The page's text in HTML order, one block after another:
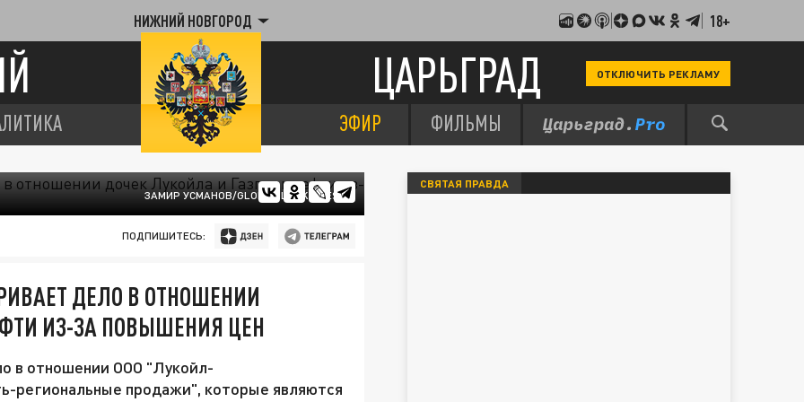
НИЖНИЙ НОВГОРОД 18+
ЦАРЬГРАД ОТКЛЮЧИТЬ РЕКЛАМУ
ЭФИР ФИЛЬМЫ
ЗАМИР УСМАНОВ/GLOBAL LOOK PRESS
ПОДПИШИТЕСЬ:
ДЕЛО В ОТНОШЕНИИ
ИЗ-ЗА ПОВЫШЕНИЯ ЦЕН
в отношении ООО "Лукойл-
региональные продажи", которые являются
СВЯТАЯ ПРАВДА